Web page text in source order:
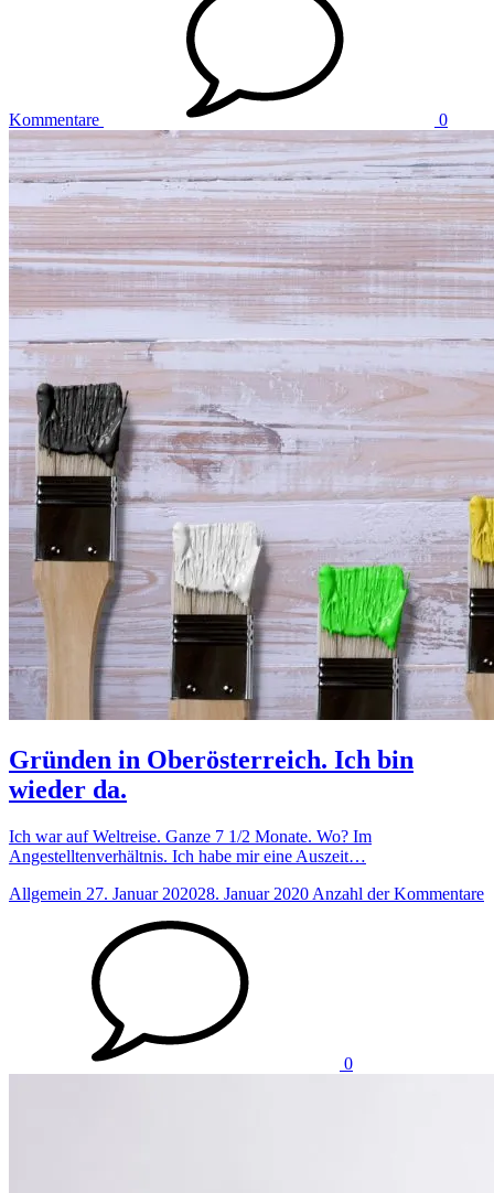
Kommentare 0
Gründen in Oberösterreich. Ich bin
wieder da.
Ich war auf Weltreise. Ganze 7 1/2 Monate. Wo? Im
Angestelltenverhältnis. Ich habe mir eine Auszeit…
Allgemein 27. Januar 202028. Januar 2020 Anzahl der Kommentare
0